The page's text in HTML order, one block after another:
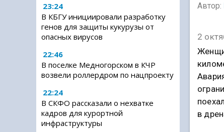
23:24
В КБГУ инициировали разработку
генов для защиты кукурузы от
опасных вирусов
22:46
В поселке Медногорском в КЧР
возвели роллердром по нацпроекту
22:24
В СКФО рассказали о нехватке
кадров для курортной
инфраструктуры
Автор:
2
в